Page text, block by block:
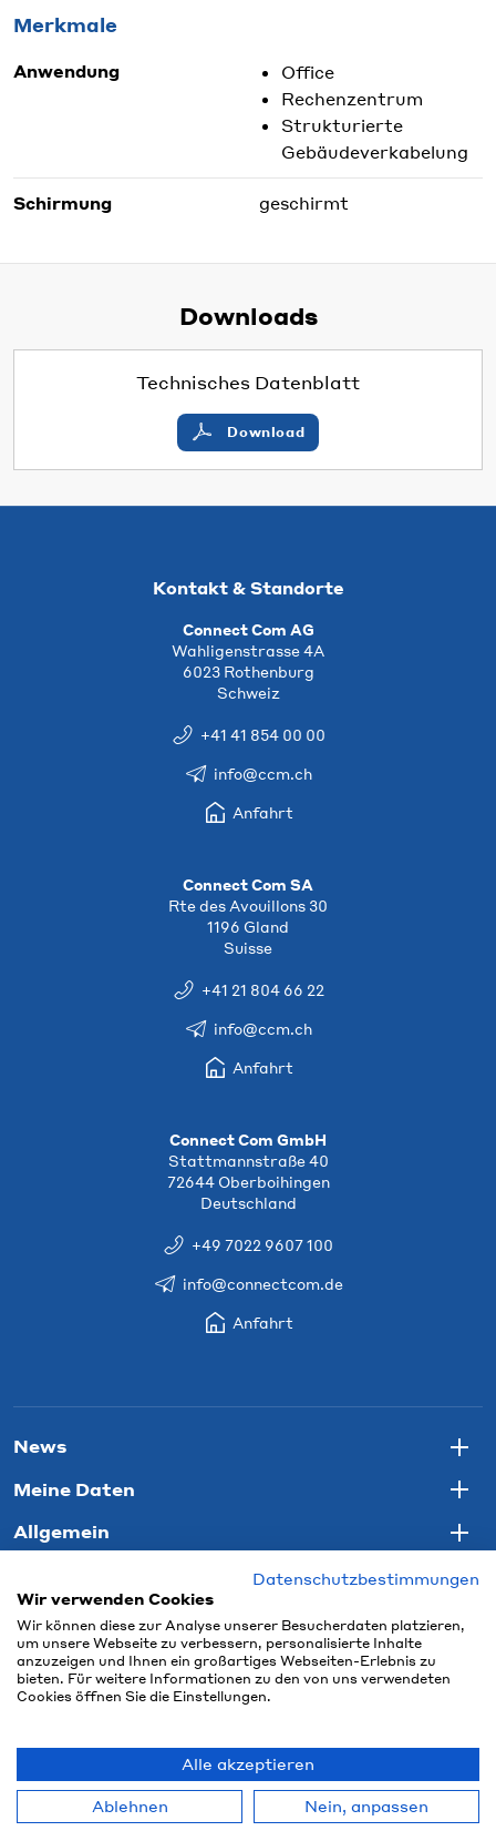
Merkmale
Anwendung
Office
Rechenzentrum
Strukturierte
Gebäudeverkabelung
Schirmung geschirmt
Downloads
Technisches Datenblatt
Download
Kontakt & Standorte
Connect Com AG
Wahligenstrasse 4A
6023 Rothenburg
Schweiz
+41 41 854 00 00
info@ccm.ch
Anfahrt
Connect Com SA
Rte des Avouillons 30
1196 Gland
Suisse
+41 21 804 66 22
info@ccm.ch
Anfahrt
Connect Com GmbH
Stattmannstraße 40
72644 Oberboihingen
Deutschland
+49 7022 9607 100
info@connectcom.de
Anfahrt
News
Meine Daten
Allgemein
© 2026 Connect Com AG
powered by polynorm
Datenschutzbestimmungen
Wir verwenden Cookies
Wir können diese zur Analyse unserer Besucherdaten platzieren,
um unsere Webseite zu verbessern, personalisierte Inhalte
anzuzeigen und Ihnen ein großartiges Webseiten-Erlebnis zu
bieten. Für weitere Informationen zu den von uns verwendeten
Cookies öffnen Sie die Einstellungen.
Alle akzeptieren
Ablehnen Nein, anpassen